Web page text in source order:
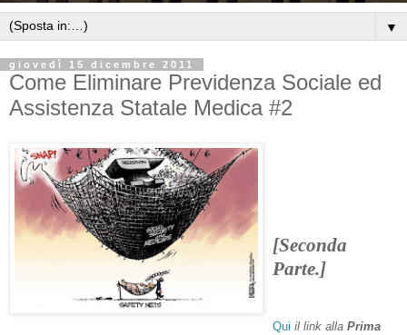
▼
giovedì 15 dicembre 2011
Come Eliminare Previdenza Sociale ed
Assistenza Statale Medica #2
[Seconda
Parte.]
Qui il link alla Prima